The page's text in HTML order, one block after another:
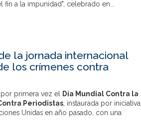
a la impunidad", celebrado en...
la jornada internacional
los crímenes contra
primera vez el
Día Mundial Contra la
Periodistas, instaurada por iniciativa
Unidas en año pasado, con una